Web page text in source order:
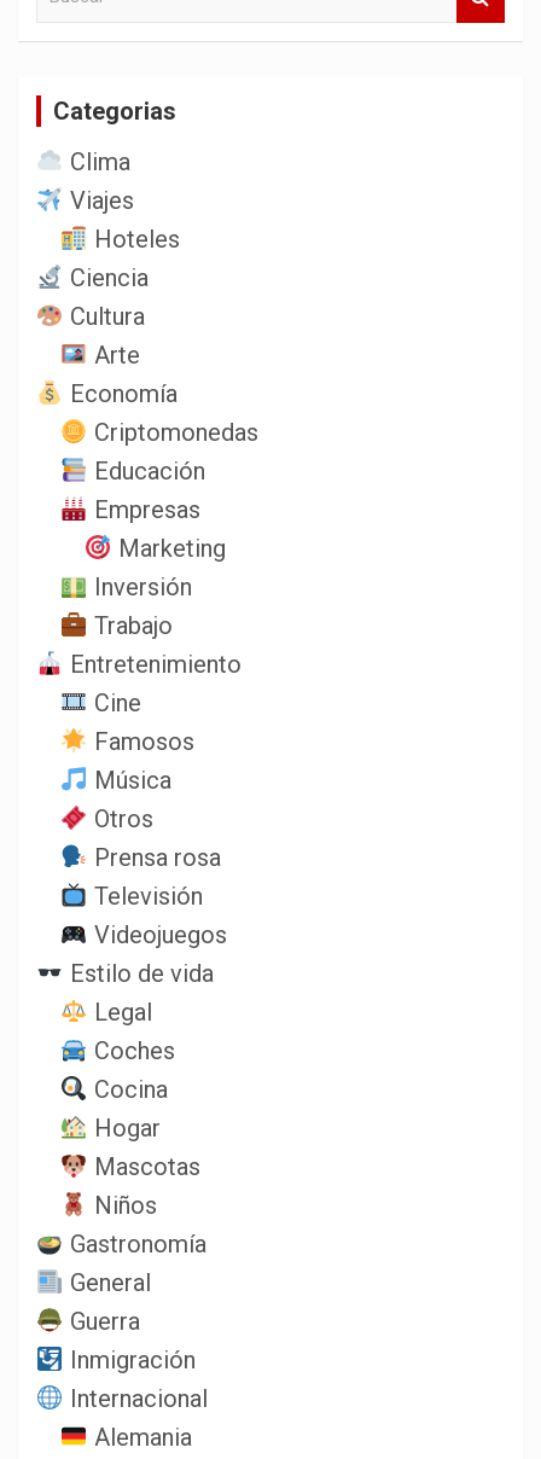
Categorias
Clima
Viajes
Hoteles
Ciencia
Cultura
Arte
Economía
Criptomonedas
Educación
Empresas
Marketing
Inversión
Trabajo
Entretenimiento
Cine
Famosos
Música
Otros
Prensa rosa
Televisión
Videojuegos
Estilo de vida
Legal
Coches
Cocina
Hogar
Mascotas
Niños
Gastronomía
General
Guerra
Inmigración
Internacional
Alemania